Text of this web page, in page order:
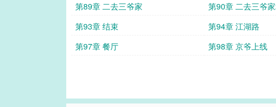
第89章 二去三爷家
第90章 二去三爷
第93章 结束
第94章 江湖路
第97章 餐厅
第98章 京爷上线